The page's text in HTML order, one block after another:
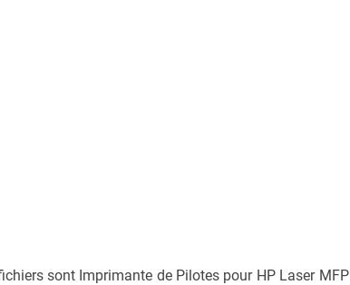
sont Imprimante de Pilotes pour HP Laser MFP